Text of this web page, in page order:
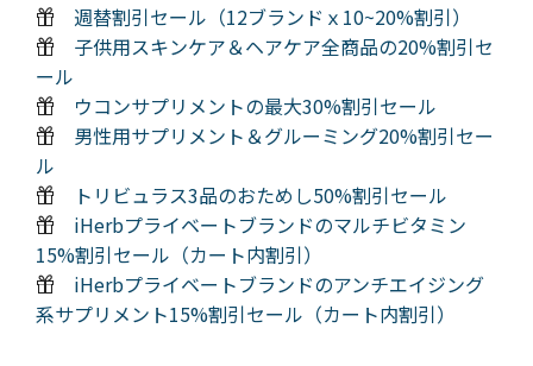
週替割引セール（12ブランドｘ10~20%割引）
子供用スキンケア＆ヘアケア全商品の20%割引セ
ール
ウコンサプリメントの最大30%割引セール
男性用サプリメント＆グルーミング20%割引セー
ル
トリビュラス3品のおためし50%割引セール
iHerbプライベートブランドのマルチビタミン
15%割引セール（カート内割引）
iHerbプライベートブランドのアンチエイジング
系サプリメント15%割引セール（カート内割引）